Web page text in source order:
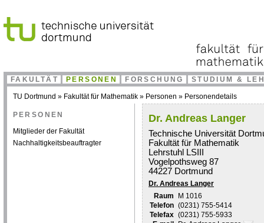
FAKULTÄT PERSONEN FORSCHUNG STUDIUM &
TU Dortmund » Fakultät für Mathematik » Personen » Personendetails
PERSONEN
Mitglieder der Fakultät
Nachhaltigkeitsbeauftragter
Dr. Andreas Langer
Technische Universität
Fakultät für Mathematik
Lehrstuhl LSIII
Vogelpothsweg 87
44227 Dortmund
Dr. Andreas Langer
Raum
M 1016
Telefon (0231) 755-5414
Telefax (0231) 755-5933